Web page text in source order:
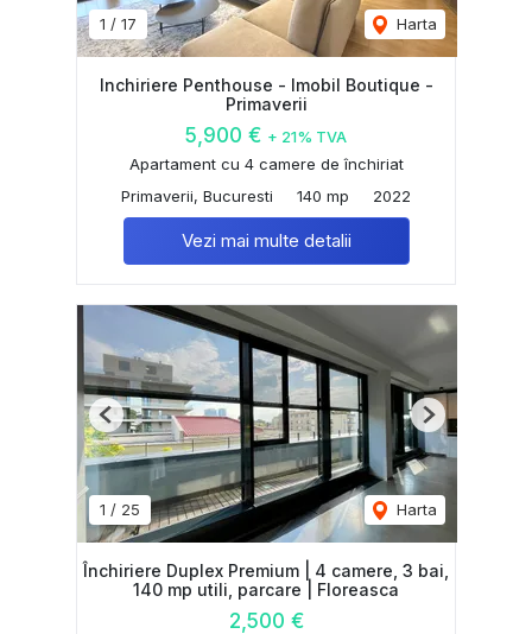
1 / 17 Harta
Inchiriere Penthouse - Imobil Boutique -
Primaverii
5,900 € + 21% TVA
Apartament cu 4 camere de închiriat
Primaverii, Bucuresti
140 mp 2022
Vezi mai multe detalii
1 / 25 Harta
Previous Next
Închiriere Duplex Premium | 4 camere, 3 bai,
140 mp utili, parcare | Floreasca
2,500 €